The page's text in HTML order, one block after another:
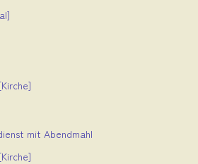
[Kirche]
mit Abendmahl
[Kirche]